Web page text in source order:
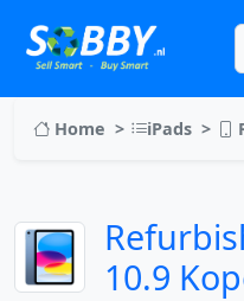
Home iPads
10.9